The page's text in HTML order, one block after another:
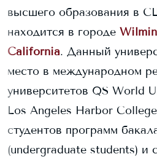
высшего образования в
находится в городе
California. Данный
место в международном
университетов QS World
Los Angeles Harbor College
студентов программ
(undergraduate students) и